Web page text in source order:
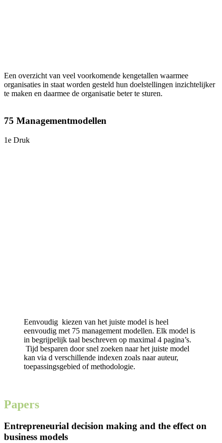
Een overzicht van veel voorkomende kengetallen waarmee
organisaties in staat worden gesteld hun doelstellingen inzichtelijker
te maken en daarmee de organisatie beter te sturen.
75 Managementmodellen
1e Druk
Eenvoudig kiezen van het juiste model is heel
eenvoudig met 75 management modellen. Elk model is
in begrijpelijk taal beschreven op maximal 4 pagina’s.
Tijd besparen door snel zoeken naar het juiste model
kan via d verschillende indexen zoals naar auteur,
toepassingsgebied of methodologie.
Papers
Entrepreneurial decision making and the effect on
business models